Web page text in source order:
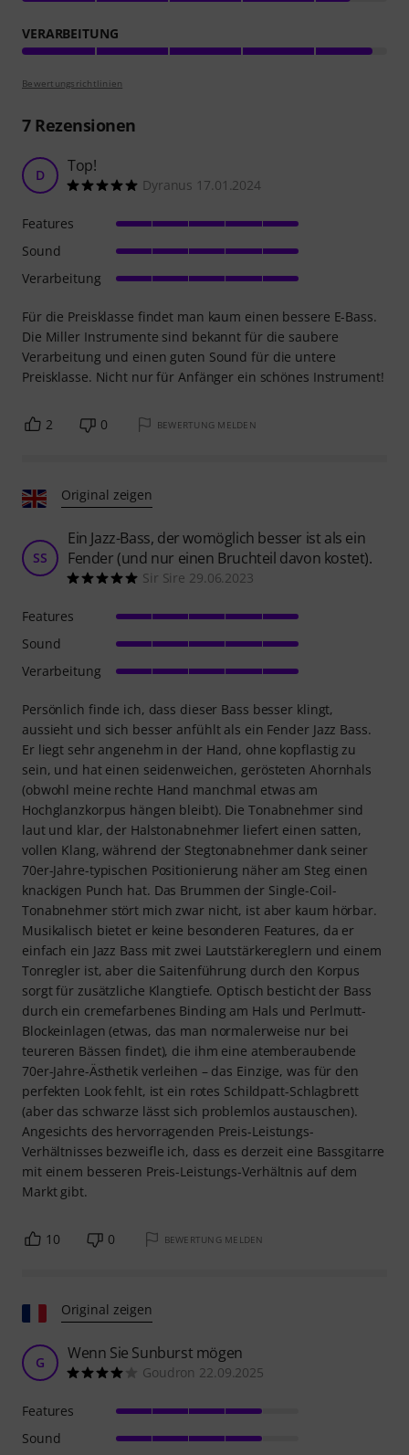
VERARBEITUNG
Bewertungsrichtlinien
7Rezensionen
D Top!
Dyranus 17.01.2024
Für die Preisklasse findet man kaum einen bessere E-Bass.
Die Miller Instrumente sind bekannt für die saubere
Verarbeitung und einen guten Sound für die untere
Preisklasse. Nicht nur für Anfänger ein schönes Instrument!
Features
Sound
Verarbeitung
2 0 BEWERTUNG MELDEN
Original zeigen
SS
Ein Jazz-Bass, der womöglich besser ist als ein
Fender (und nur einen Bruchteil davon kostet).
Sir Sire 29.06.2023
Persönlich finde ich, dass dieser Bass besser klingt,
aussieht und sich besser anfühlt als ein Fender Jazz Bass.
Er liegt sehr angenehm in der Hand, ohne kopflastig zu
sein, und hat einen seidenweichen, gerösteten Ahornhals
(obwohl meine rechte Hand manchmal etwas am
Hochglanzkorpus hängen bleibt). Die Tonabnehmer sind
laut und klar, der Halstonabnehmer liefert einen satten,
vollen Klang, während der Stegtonabnehmer dank seiner
70er-Jahre-typischen Positionierung näher am Steg einen
knackigen Punch hat. Das Brummen der Single-Coil-
Tonabnehmer stört mich zwar nicht, ist aber kaum hörbar.
Musikalisch bietet er keine besonderen Features, da er
einfach ein Jazz Bass mit zwei Lautstärkereglern und einem
Tonregler ist, aber die Saitenführung durch den Korpus
sorgt für zusätzliche Klangtiefe. Optisch besticht der Bass
durch ein cremefarbenes Binding am Hals und Perlmutt-
Blockeinlagen (etwas, das man normalerweise nur bei
teureren Bässen findet), die ihm eine atemberaubende
70er-Jahre-Ästhetik verleihen – das Einzige, was für den
perfekten Look fehlt, ist ein rotes Schildpatt-Schlagbrett
(aber das schwarze lässt sich problemlos austauschen).
Angesichts des hervorragenden Preis-Leistungs-
Verhältnisses bezweifle ich, dass es derzeit eine Bassgitarre
mit einem besseren Preis-Leistungs-Verhältnis auf dem
Markt gibt.
Features
Sound
Verarbeitung
10 0 BEWERTUNG MELDEN
Original zeigen
G Wenn Sie Sunburst mögen
Goudron 22.09.2025
Features
Sound